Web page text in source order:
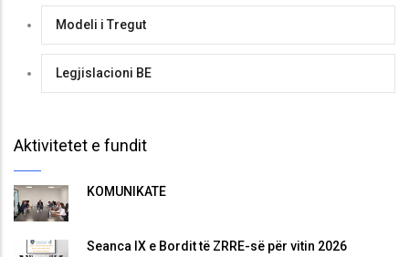
Modeli i Tregut
Legjislacioni BE
Aktivitetet e fundit
KOMUNIKATË
Seanca IX e Bordit të ZRRE-së për vitin 2026